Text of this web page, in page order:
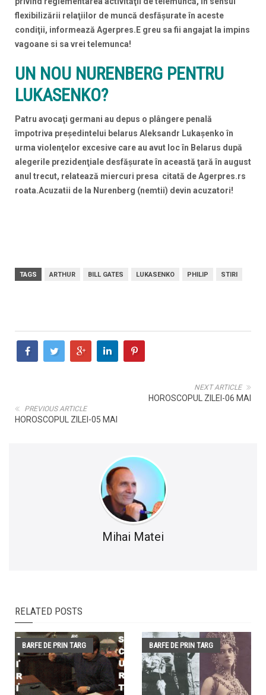
flexibilizării relaţiilor de muncă desfăşurate în aceste
condiţii, informează Agerpres.E greu sa fii angajat la impins
vagoane si sa vrei telemunca!
UN NOU NURENBERG PENTRU
LUKASENKO?
Patru avocaţi germani au depus o plângere penală
împotriva preşedintelui belarus Aleksandr Lukaşenko în
urma violenţelor excesive care au avut loc în Belarus după
alegerile prezidenţiale desfăşurate în această ţară în august
anul trecut, relatează miercuri presa citată de Agerpres.rs
roata.Acuzatii de la Nurenberg (nemtii) devin acuzatori!
TAGS ARTHUR BILL GATES LUKASENKO PHILIP STIRI
NEXT ARTICLE
HOROSCOPUL ZILEI-06 MAI
PREVIOUS ARTICLE
HOROSCOPUL ZILEI-05 MAI
Mihai Matei
RELATED POSTS
BARFE DE PRIN TARG BARFE DE PRIN TARG